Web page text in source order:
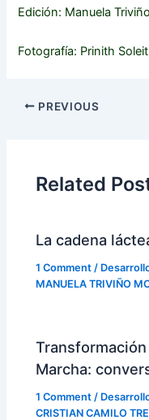
Edición: Manuela
Fotografía: Prinith
PREVIOUS
Related
La cadena
1 Comment /
MANUELA TRIVIÑO
Marcha:
1 Comment /
CRISTIAN CAMILO